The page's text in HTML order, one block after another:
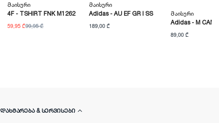
Მაისური
4F - TSHIRT FNK M1262
59,95 ₾99,95 ₾
Მაისური
Adidas - AU EF GR I SS
189,00 ₾
Მაისური
Adidas - M
89,00 ₾
ᲓᲐᲮᲛᲐᲠᲔᲑᲐ & ᲡᲔᲠᲕᲘᲡᲔᲑᲘ